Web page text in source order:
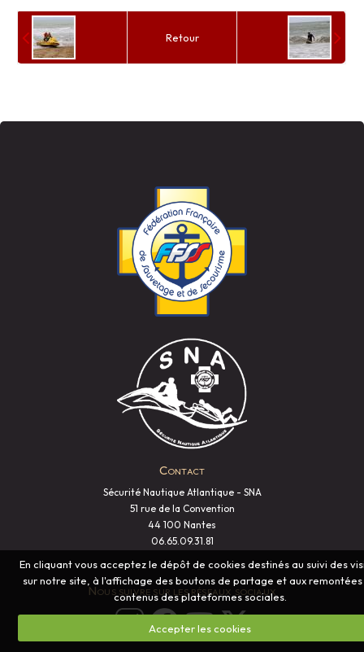
Retour
Contact
Sécurité Nautique Atlantique - SNA
51 rue de la Convention
44 100 Nantes
06.65.09.31.81
Nous suivre sur les réseaux sociaux
En cliquant vous acceptez le dépôt de cookies destinés au suivi des
sur notre site, à l'affichage des boutons de partage et aux
contenus des plateformes sociales.
Accepter les cookies